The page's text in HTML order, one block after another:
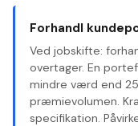
Forhandl
Ved jobskifte:
overtager. En
mindre værd end
præmievolumen.
specifikation.